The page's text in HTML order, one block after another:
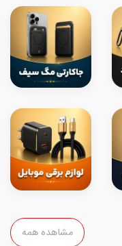
مشاهده همه